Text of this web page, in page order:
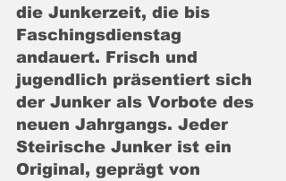
die Junkerzeit, die bis
Faschingsdienstag
andauert. Frisch und
jugendlich präsentiert sich
der Junker als Vorbote des
neuen Jahrgangs. Jeder
Steirische Junker ist ein
Original, geprägt von